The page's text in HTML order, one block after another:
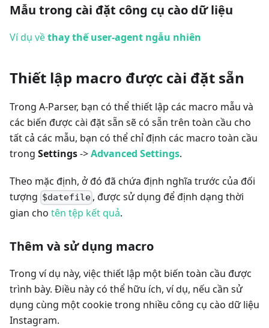
Mẫu trong cài đặt công cụ cào dữ liệu
Ví dụ vềthay thế user-agent ngẫu nhiên
Thiết lập macro được cài đặt sẵn
Trong A-Parser, bạn có thể thiết lập các macro mẫu và
các biến được cài đặt sẵn sẽ có sẵn trên toàn cầu cho
tất cả các mẫu, bạn có thể chỉ định các macro toàn cầu
trong Settings->Advanced Settings.
Theo mặc định, ở đó đã chứa định nghĩa trước của đối
tượng $datefile , được sử dụng để định dạng thời
gian cho tên tệp kết quả.
Thêm và sử dụng macro
Trong ví dụ này, việc thiết lập một biến toàn cầu được
trình bày. Điều này có thể hữu ích, ví dụ, nếu cần sử
dụng cùng một cookie trong nhiều công cụ cào dữ liệu
Instagram.